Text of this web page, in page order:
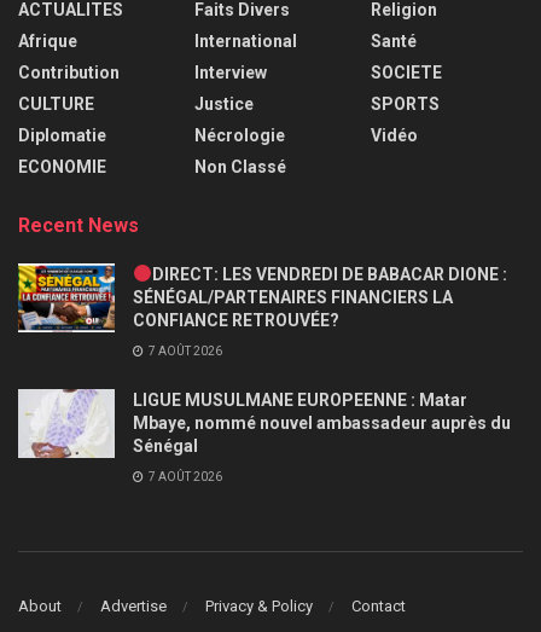
ACTUALITES
Afrique
Contribution
CULTURE
Diplomatie
ECONOMIE
Faits Divers
International
Interview
Justice
Nécrologie
Non Classé
Religion
Santé
SOCIETE
SPORTS
Vidéo
Recent News
DIRECT: LES VENDREDI DE BABACAR DIONE :
SÉNÉGAL/PARTENAIRES FINANCIERS LA
CONFIANCE RETROUVÉE?
7 AOÛT 2026
LIGUE MUSULMANE EUROPEENNE : Matar
Mbaye, nommé nouvel ambassadeur auprès du
Sénégal
7 AOÛT 2026
About Advertise Privacy & Policy Contact